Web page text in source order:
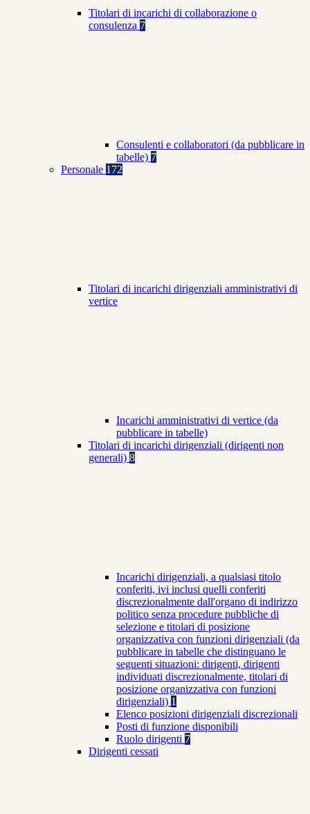
Titolari di incarichi di collaborazione o
consulenza 7
Consulenti e collaboratori (da pubblicare in
tabelle) 7
Personale 172
Titolari di incarichi dirigenziali amministrativi di
vertice
Incarichi amministrativi di vertice (da
pubblicare in tabelle)
Titolari di incarichi dirigenziali (dirigenti non
generali) 8
Incarichi dirigenziali, a qualsiasi titolo
conferiti, ivi inclusi quelli conferiti
discrezionalmente dall'organo di indirizzo
politico senza procedure pubbliche di
selezione e titolari di posizione
organizzativa con funzioni dirigenziali (da
pubblicare in tabelle che distinguano le
seguenti situazioni: dirigenti, dirigenti
individuati discrezionalmente, titolari di
posizione organizzativa con funzioni
dirigenziali) 1
Elenco posizioni dirigenziali discrezionali
Posti di funzione disponibili
Ruolo dirigenti 7
Dirigenti cessati